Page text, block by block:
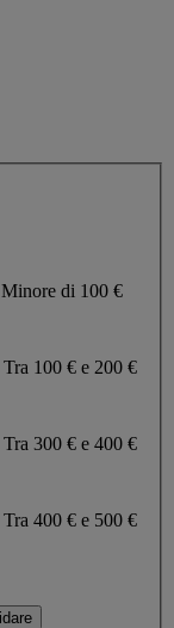
Minore di 100 €
Tra 100 € e 200 €
Tra 300 € e 400 €
Tra 400 € e 500 €